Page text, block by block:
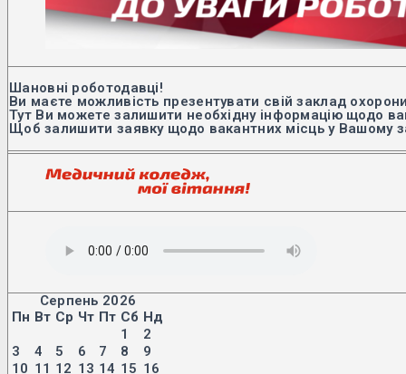
Шановні роботодавці!
Ви маєте можливість презентувати свій заклад
Тут Ви можете залишити необхідну інформацію щодо
Щоб залишити заявку щодо вакантних місць у Вашому
Серпень 2026
Пн Вт Ср Чт Пт Сб Нд
1
2
3
4 5 6 7 8
9
10 11 12 13 14 15 16